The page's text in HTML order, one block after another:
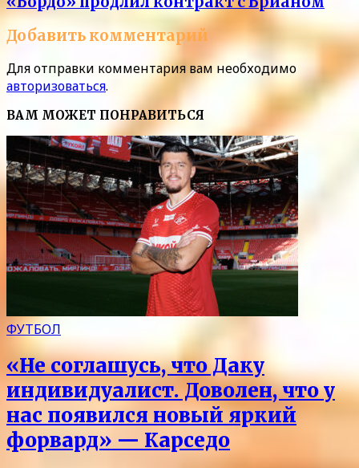
Добавить комментарий
Для отправки комментария вам необходимо
авторизоваться.
ВАМ МОЖЕТ ПОНРАВИТЬСЯ
ФУТБОЛ
«Не соглашусь, что Даку
индивидуалист. Доволен, что у
нас появился новый яркий
форвард» — Карседо